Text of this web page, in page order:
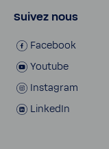
Suivez nous
Face­book
Youtube
Insta­gram
LinkedIn